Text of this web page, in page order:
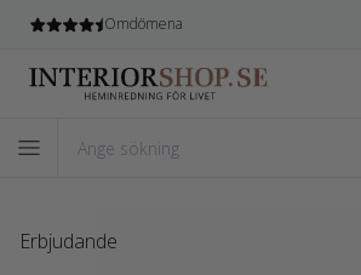
Omdömena
Erbjudande